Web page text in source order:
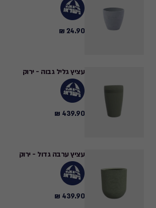
24.90
24.90 ₪
עציץ גליל גבוה - ירוק
439.90
439.90 ₪
עציץ ערבה גדול - ירוק
439.90
439.90 ₪